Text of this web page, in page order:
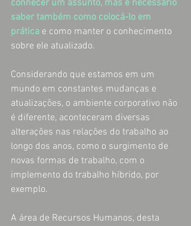
conhecer um assunto, mas é necessário
saber também como colocá-lo em
prática e como manter o conhecimento
sobre ele atualizado.
Considerando que estamos em um
mundo em constantes mudanças e
atualizações, o ambiente corporativo não
é diferente, aconteceram diversas
alterações nas relações do trabalho ao
longo dos anos, como o surgimento de
novas formas de trabalho, com o
implemento do trabalho híbrido, por
exemplo.
A área de Recursos Humanos, desta